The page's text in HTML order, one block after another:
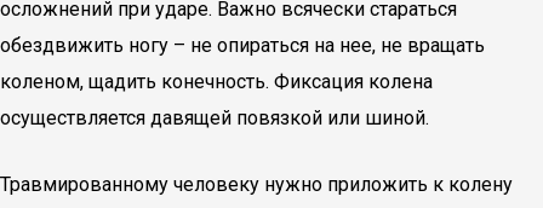
осложнений при ударе. Важно всячески стараться
обездвижить ногу – не опираться на нее, не вращать
коленом, щадить конечность. Фиксация колена
осуществляется давящей повязкой или шиной.
Травмированному человеку нужно приложить к колену